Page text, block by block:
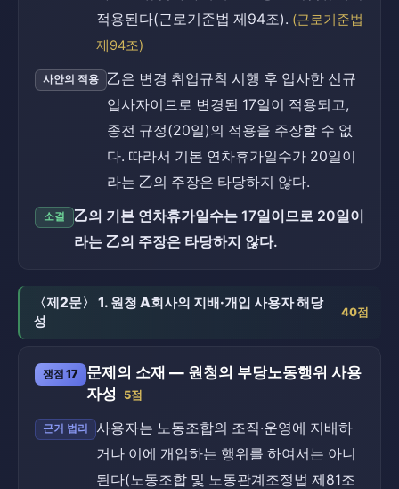
적용된다(근로기준법 제94조). (근로기준법
제94조)
사안의 적용
乙은 변경 취업규칙 시행 후 입사한 신규
입사자이므로 변경된 17일이 적용되고,
종전 규정(20일)의 적용을 주장할 수 없
다. 따라서 기본 연차휴가일수가 20일이
라는 乙의 주장은 타당하지 않다.
소결
乙의 기본 연차휴가일수는 17일이므로 20일이
라는 乙의 주장은 타당하지 않다.
〈제2문〉 1. 원청 A회사의 지배·개입 사용자 해당
성
40점
쟁점 17
문제의 소재 — 원청의 부당노동행위 사용
자성 5점
근거 법리
사용자는 노동조합의 조직·운영에 지배하
거나 이에 개입하는 행위를 하여서는 아니
된다(노동조합 및 노동관계조정법 제81조